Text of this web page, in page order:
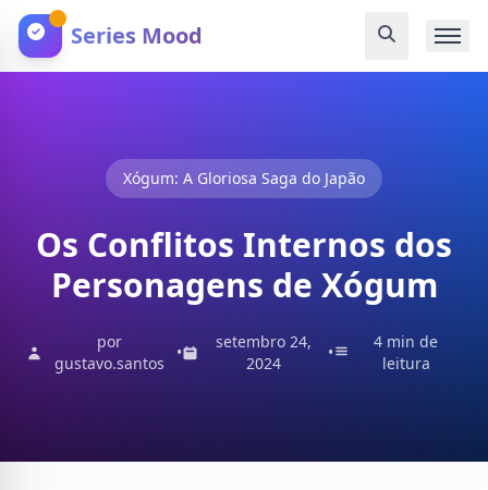
Series Mood
Xógum: A Gloriosa Saga do Japão
Os Conflitos Internos dos
Personagens de Xógum
por
gustavo.santos
•
setembro 24,
2024
•
4 min de
leitura